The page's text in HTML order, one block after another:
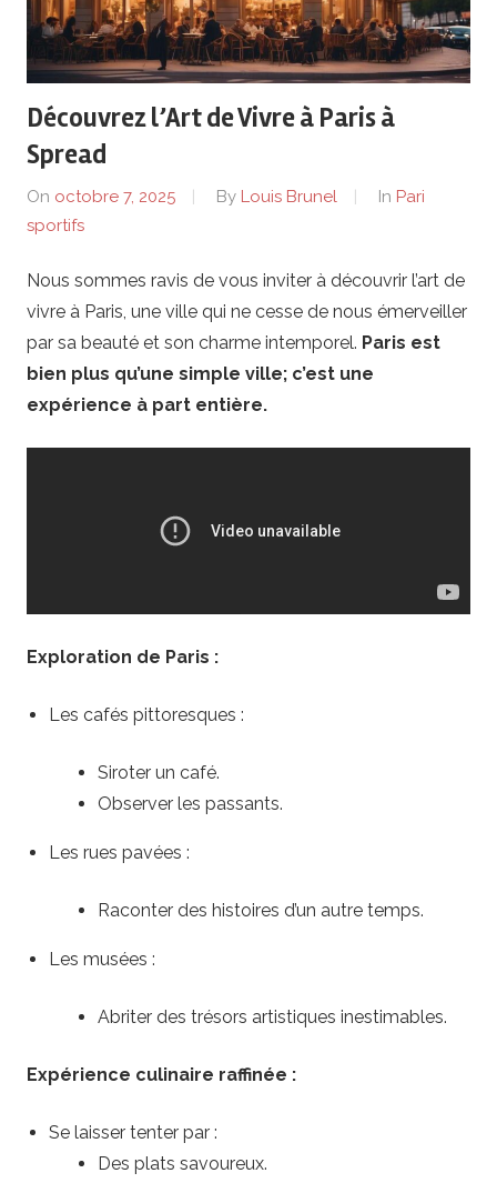
e
r
i
e
n
.
f
r
–
r
o
t
f
s
Découvrez l’Art de Vivre à Paris à
Spread
On octobre 7, 2025 By Louis Brunel In Pari
sportifs
Nous sommes ravis de vous inviter à découvrir l’art de
vivre à Paris, une ville qui ne cesse de nous émerveiller
par sa beauté et son charme intemporel. Paris est
bien plus qu’une simple ville; c’est une
expérience à part entière.
Exploration de Paris :
Les cafés pittoresques :
Siroter un café.
Observer les passants.
Les rues pavées :
Raconter des histoires d’un autre temps.
Les musées :
Abriter des trésors artistiques inestimables.
Expérience culinaire raffinée :
Se laisser tenter par :
Des plats savoureux.